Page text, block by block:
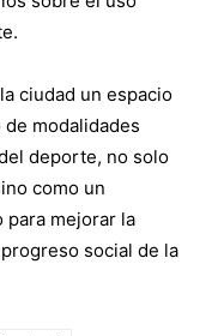
ciudad un espacio
modalidades
deporte, no solo
como un
mejorar la
social de la